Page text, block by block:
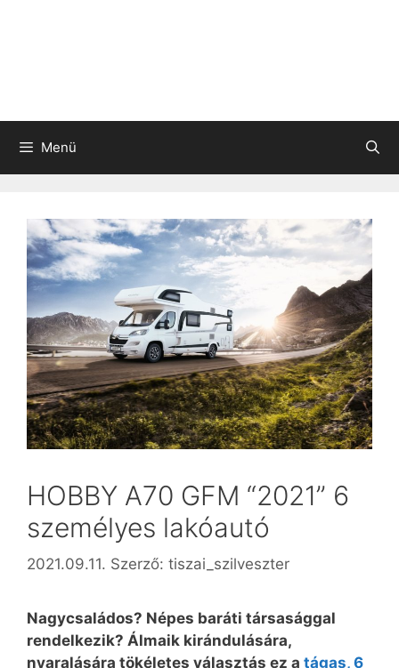
Menü
HOBBY A70 GFM “2021” 6
személyes lakóautó
2021.09.11. Szerző: tiszai_szilveszter
Nagycsaládos? Népes baráti társasággal
rendelkezik? Álmaik kirándulására,
nyaralására tökéletes választás ez a tágas, 6